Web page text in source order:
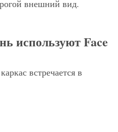
внешний вид.
используют Face
встречается в